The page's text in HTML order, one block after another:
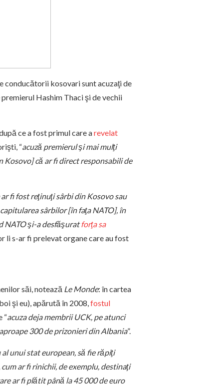
conducătorii kosovari sunt acuzaţi de
Hashim Thaci şi de vechii
ce a fost primul care arevelat
“acuză premierul şi mai mulţi
că ar fi direct responsabili de
fi fost reţinuţi sârbi din Kosovo sau
sârbilor [în faţa NATO], în
NATO şi-a desfăşuratforţa sa
li s-ar fi prelevat organe care au fost
săi, notează Le Monde: în cartea
şi eu), apărută în 2008,fostul
“acuza deja membrii UCK, pe atunci
300 de prizonieri din Albania”.
unui stat european, să fie răpiţi
cum ar fi rinichii, de exemplu, destinaţi
ar fi plătit până la 45 000 de euro